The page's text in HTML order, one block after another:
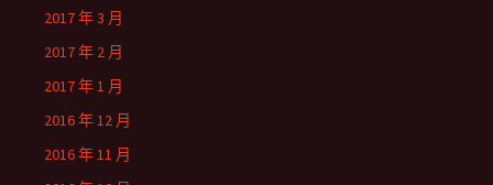
2017 年 3 月
2017 年 2 月
2017 年 1 月
2016 年 12 月
2016 年 11 月